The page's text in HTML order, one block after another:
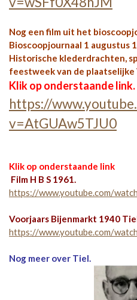
Nog een film uit het
Bioscoopjournaal 1 augustus
Historische klederdrachten,
feestweek van de plaatselijke
Klik op onderstaande link.
https://
v=AtGUAw5TJU0
Klik op onderstaande link
Film H B S 1961.
https://www.youtube.com/
Voorjaars Bijenmarkt 1940
https://www.youtube.com/
Nog meer over Tiel.